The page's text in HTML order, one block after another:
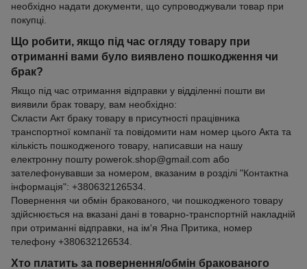
необхідно надати документи, що супроводжували товар при
покупці.
Що робити, якщо під час огляду товару при
отриманні вами було виявлено пошкодження чи
брак?
Якщо під час отримання відправки у відділенні пошти ви
виявили брак товару, вам необхідно:
Скласти Акт браку товару в присутності працівника
транспортної компанії та повідомити нам номер цього Акта та
кількість пошкодженого товару, написавши на нашу
електронну пошту powerok.shop@gmail.com або
зателефонувавши за номером, вказаним в розділі "Контактна
інформація": +380632126534.
Повернення чи обмін бракованого, чи пошкодженого товару
здійснюється на вказані дані в товарно-транспортній накладній
при отриманні відправки, на ім'я Яна Притика, номер
телефону +380632126534.
Хто платить за повернення/обмін бракованого